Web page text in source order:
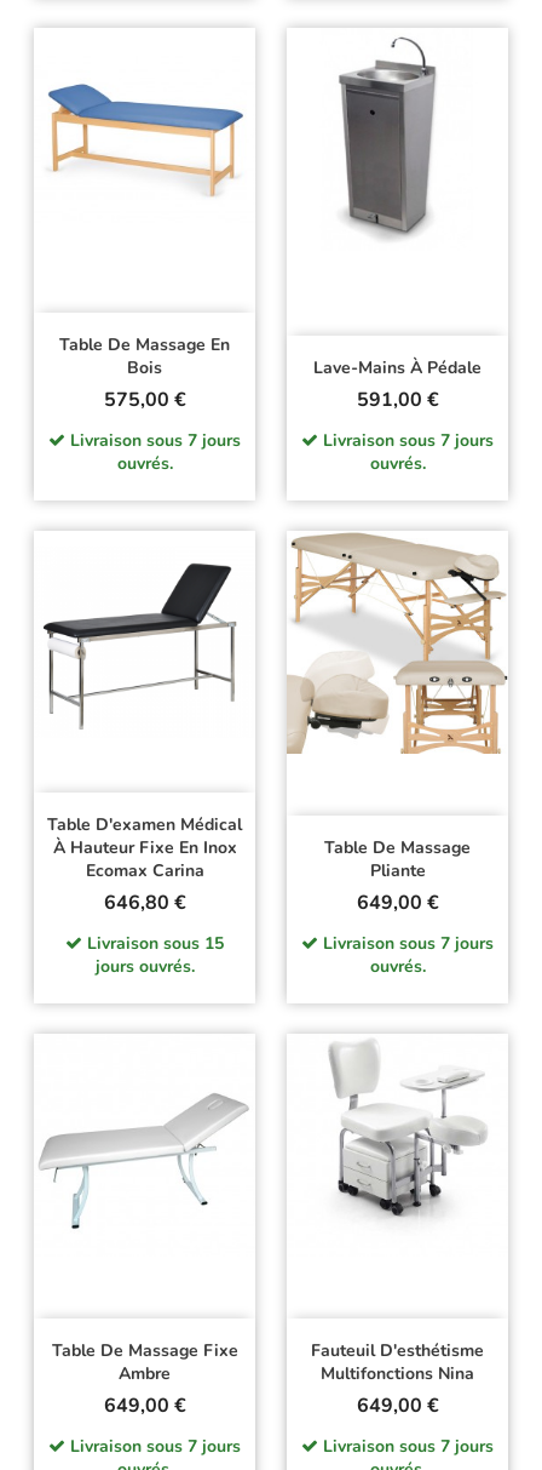
Table De Massage En
Bois
Prix
575,00 €
Livraison sous 7 jours
ouvrés.
Lave-Mains À Pédale
Prix
591,00 €
Livraison sous 7 jours
ouvrés.
Table D'examen Médical
À Hauteur Fixe En Inox
Ecomax Carina
Prix
646,80 €
Livraison sous 15
jours ouvrés.
Table De Massage
Pliante
Prix
649,00 €
Livraison sous 7 jours
ouvrés.
Table De Massage Fixe
Ambre
Prix
649,00 €
Livraison sous 7 jours
Fauteuil D'esthétisme
Multifonctions Nina
Prix
649,00 €
Livraison sous 7 jours